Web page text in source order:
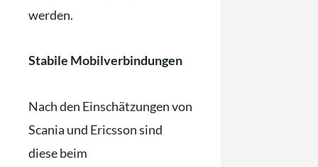
werden.
Stabile Mobilverbindungen
Nach den Einschätzungen von
Scania und Ericsson sind
diese beim